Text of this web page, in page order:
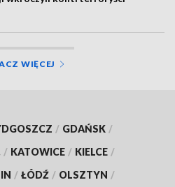
WIĘCEJ
/ GDAŃSK /
/ KATOWICE / KIELCE /
/ ŁÓDŹ / OLSZTYN /